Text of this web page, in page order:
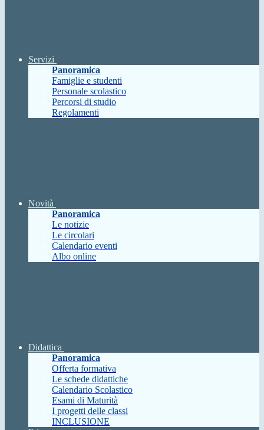
Servizi
Panoramica
Famiglie e studenti
Personale scolastico
Percorsi di studio
Regolamenti
Novità
Panoramica
Le notizie
Le circolari
Calendario eventi
Albo online
Didattica
Panoramica
Offerta formativa
Le schede didattiche
Calendario Scolastico
Esami di Maturità
I progetti delle classi
INCLUSIONE